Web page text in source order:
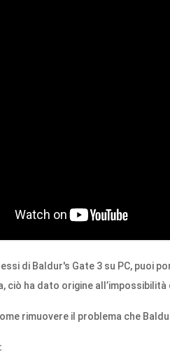
di Baldur's Gate 3 su PC, puoi
ciò ha dato origine all’impossibilità
rimuovere il problema che